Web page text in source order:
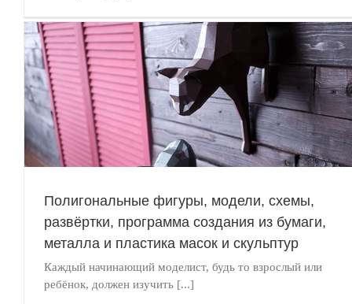
Полигональные фигуры, модели, схемы,
развёртки, программа создания из бумаги,
металла и пластика масок и скульптур
Каждый начинающий моделист, будь то взрослый или
ребёнок, должен изучить [...]
Паперкрафт для начинающих, бумажное моделирование,
Паперкрафт